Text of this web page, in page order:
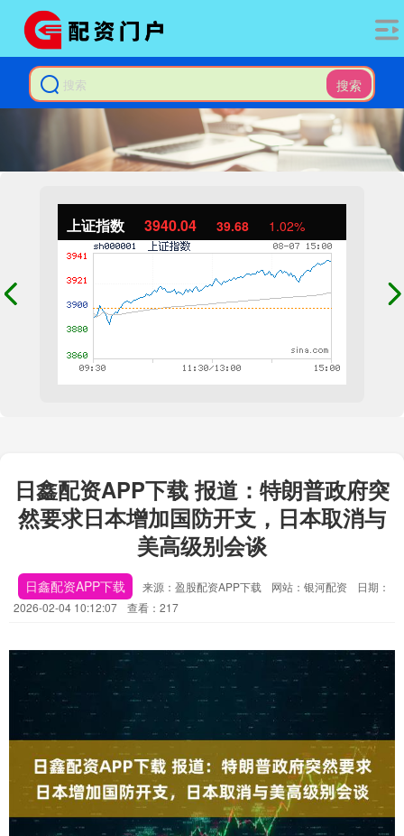
搜索
上证指数 3940.04 39.68 1.02%
日鑫配资APP下载 报道：特朗普政府突
然要求日本增加国防开支，日本取消与
美高级别会谈
日鑫配资APP下载 来源：盈股配资APP下载 网站：银河配资
日期：
2026-02-04 10:12:07
查看：217